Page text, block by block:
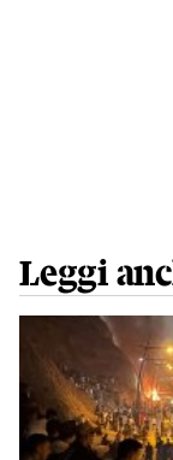
Leggi